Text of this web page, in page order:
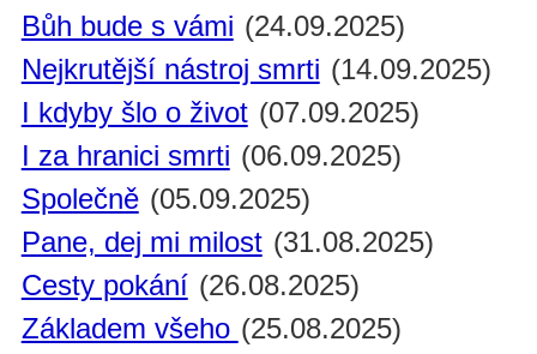
Bůh bude s vámi (24.09.2025)
Nejkrutější nástroj smrti (14.09.2025)
I kdyby šlo o život (07.09.2025)
I za hranici smrti (06.09.2025)
Společně (05.09.2025)
Pane, dej mi milost (31.08.2025)
Cesty pokání (26.08.2025)
Základem všeho (25.08.2025)